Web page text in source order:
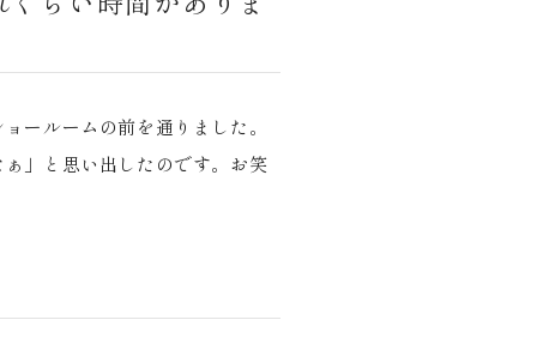
ールームの前を通りました。
」と思い出したのです。お笑